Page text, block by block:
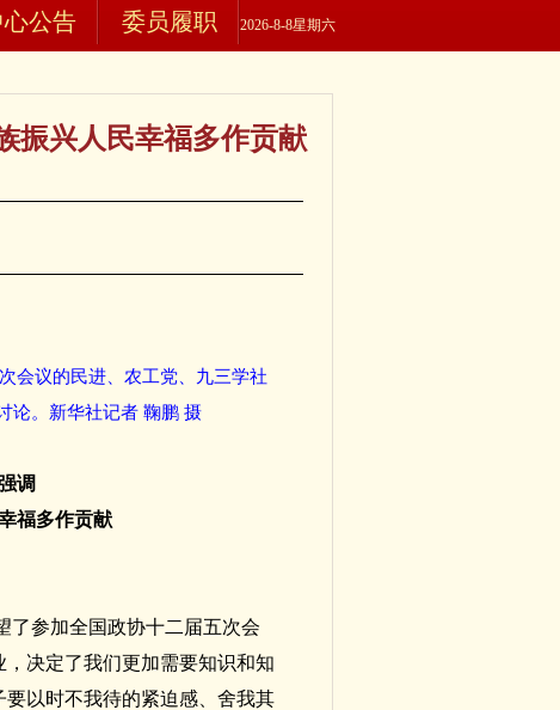
公告 委员履职 2026-8-8星期六
振兴人民幸福多作贡献
会议的民进、农工党、九三学社
论。新华社记者 鞠鹏 摄
调
福多作贡献
了参加全国政协十二届五次会
决定了我们更加需要知识和知
以时不我待的紧迫感、舍我其